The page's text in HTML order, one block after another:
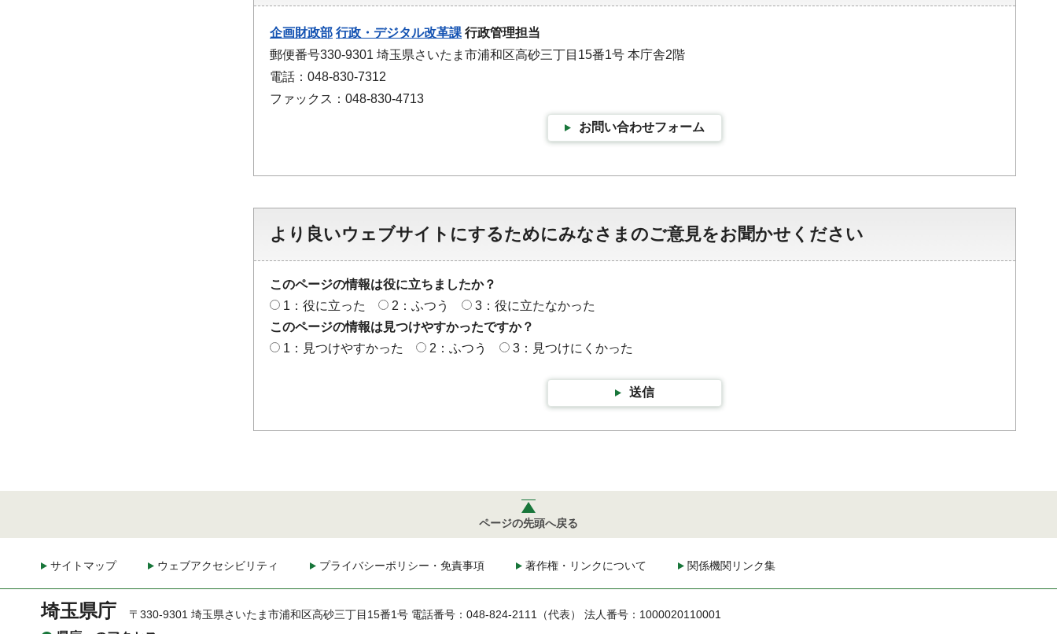
企画財政部 行政・デジタル改革課 行政管理担当
郵便番号330-9301 埼玉県さいたま市浦和区高砂三丁目15番1号 本庁舎2階
電話：048-830-7312
ファックス：048-830-4713
お問い合わせフォーム
より良いウェブサイトにするためにみなさまのご意見をお聞かせください
このページの情報は役に立ちましたか？
1：役に立った
2：ふつう
3：役に立たなかった
このページの情報は見つけやすかったですか？
1：見つけやすかった
2：ふつう 3：見つけにくかった
送信
ページの先頭へ戻る
サイトマップ ウェブアクセシビリティ プライバシーポリシー・免責事項 著作権・リンクについて 関係機関リンク集
埼玉県庁 〒330-9301 埼玉県さいたま市浦和区高砂三丁目15番1号 電話番号：048-824-2111（代表） 法人番号：1000020110001